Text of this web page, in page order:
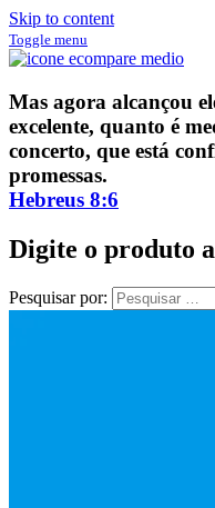
Skip to content
Toggle menu
ECompare e EConomize
ECompare e EConomize
brasileiros
Mas agora alcançou
excelente, quanto é
concerto, que está
promessas.
Hebreus 8:6
Digite o produto
Pesquisar por: